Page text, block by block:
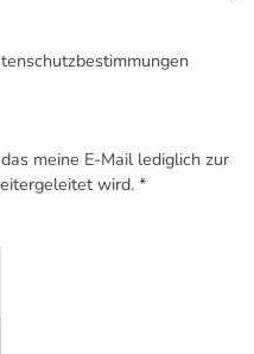
meine E-Mail lediglich zur
wird. *